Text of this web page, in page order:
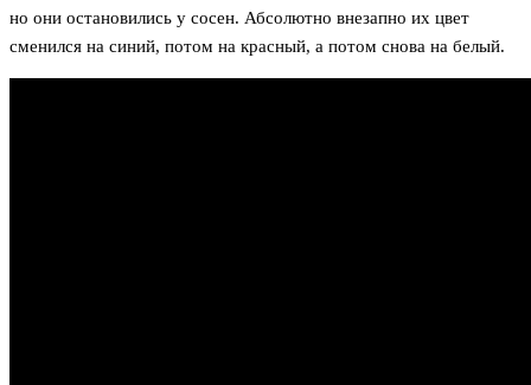
но они остановились у сосен. Абсолютно внезапно их цвет
сменился на синий, потом на красный, а потом снова на белый.